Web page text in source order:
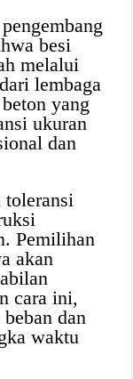
besi
melalui
lembaga
yang
ukuran
dan
Pemilihan
akan
cara ini,
dan
waktu